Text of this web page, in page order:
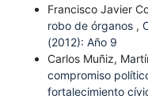
Francisco Javier
robo de órganos ,
(2012): Año 9
Carlos Muñiz,
compromiso
fortalecimiento